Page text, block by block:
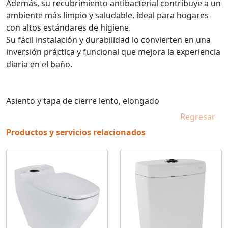
Además, su recubrimiento antibacterial contribuye a un
ambiente más limpio y saludable, ideal para hogares
con altos estándares de higiene.
Su fácil instalación y durabilidad lo convierten en una
inversión práctica y funcional que mejora la experiencia
diaria en el baño.
Asiento y tapa de cierre lento, elongado
Regresar
Productos y servicios relacionados